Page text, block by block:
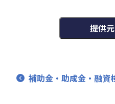
提供
補助金・助成金・融資